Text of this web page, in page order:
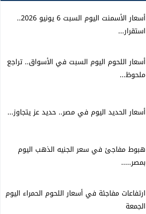
أسعار الأسمنت اليوم السبت 6 يونيو 2026..
استقرار...
أسعار اللحوم اليوم السبت في الأسواق.. تراجع
ملحوظ...
أسعار الحديد اليوم في مصر.. حديد عز يتجاوز...
هبوط مفاجئ في سعر الجنيه الذهب اليوم
بمصر.....
ارتفاعات مفاجئة في أسعار اللحوم الحمراء اليوم
الجمعة